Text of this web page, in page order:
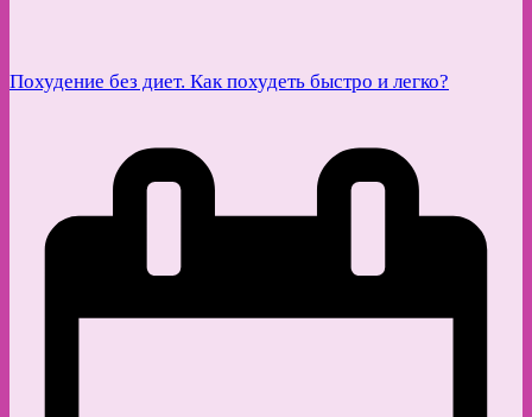
Похудение без диет. Как похудеть быстро и легко?